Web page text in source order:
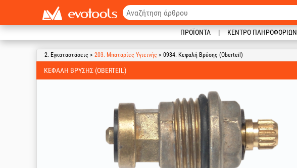
ΠΡΟΪΌΝΤΑ ΚΈΝΤΡΟ ΠΛΗΡΟΦΟΡΙΏΝ
2. Εγκαταστάσεις > 203. Μπαταρίες Υγιεινής > 0934. Κεφαλή Βρύσης (Oberteil)
ΚΕΦΑΛΉ ΒΡΎΣΗΣ (OBERTEIL)